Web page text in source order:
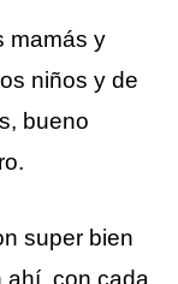
mamás y
niños y de
bueno
super bien
ahí, con cada